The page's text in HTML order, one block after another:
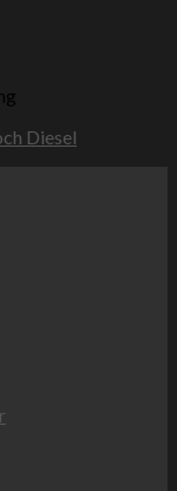
Diesel